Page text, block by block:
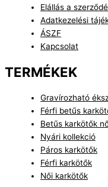
Elállás a
Adatkezelési
ÁSZF
Kapcsolat
TERMÉKEK
Gravírozható
Férfi betűs
Betűs karkötők
Nyári kollekció
Páros karkötők
Férfi karkötők
Női karkötők